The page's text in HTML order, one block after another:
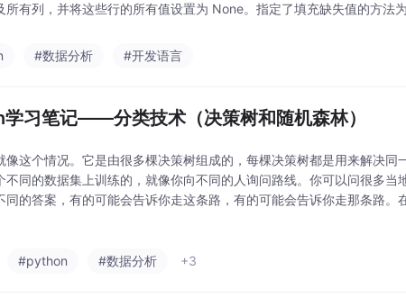
所有列，并将这些行的所有值设置为 None。指定了填充缺失值的方法
#数据分析 #开发语言
习笔记——分类技术（决策树和随机森林）
像这个情况。它是由很多棵决策树组成的，每棵决策树都是用来解决同
不同的数据集上训练的，就像你向不同的人询问路线。你可以问很多当
同的答案，有的可能会告诉你走这条路，有的可能会告诉你走那条路。
#python #数据分析 +3